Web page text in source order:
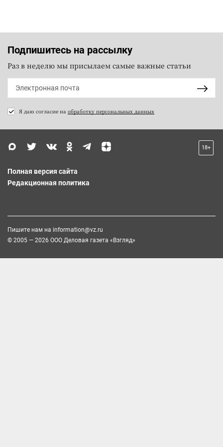
Подпишитесь на рассылку
Раз в неделю мы присылаем самые важные статьи
Я даю согласие на обработку персональных данных
18+
Полная версия сайта
Редакционная политика
Пишите нам на information@vz.ru
© 2005 — 2026 ООО Деловая газета «Взгляд»